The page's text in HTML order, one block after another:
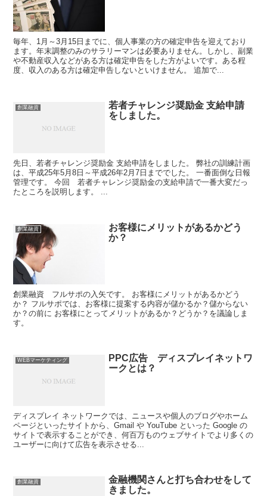
毎年、1月～3月15日までに、個人事業の方の確定申告を迎えており
ます。年末調整のみのサラリーマンは必要ありません。しかし、副業
や不動産収入などがある方は確定申告をした方がよいです。ある程
度、収入のある方は確定申告しないといけません。 追加で...
創業融資
若者チャレンジ奨励金 支給申請
をしました。
先日、若者チャレンジ奨励金 支給申請をしました。 弊社の訓練計画
は、平成25年5月8日～平成26年2月7日まででした。 一番面倒な日報
管理です。 今回 若者チャレンジ奨励金の支給申請で一番大変だっ
たところを説明します。 ...
創業融資
お客様にメリットがあるかどう
か？
創業融資 フルサポの入矢です。 お客様にメリットがあるかどう
か？ フルサポでは、お客様に提案する内容が儲かるか？儲からない
か？の前に お客様にとってメリットがあるか？どうか？を議論しま
す。
WEBマーケティング
PPC広告 ディスプレイネットワ
ークとは？
ディスプレイ ネットワークでは、ニュースや個人のブログやホーム
ページといったサイトから、Gmail や YouTube といった Google の
サイトで表示することができ、何百万ものウェブサイトでより多くの
ユーザーに向けて広告を表示させる...
創業融資
金融機関さんと打ち合わせをして
きました。